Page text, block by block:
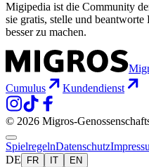
Migipedia ist die Community
sie gratis, stelle und
besser zu machen.
Cumulus
Kundendienst
© 2026 Migros-
SpielregelnDatenschutz
DE
FR IT EN